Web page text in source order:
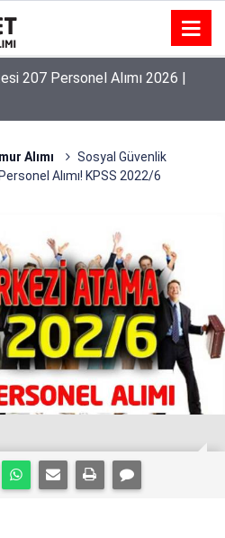
207 Personel Alımı 2026 |
Alımı
Sosyal Güvenlik
Alımı! KPSS 2022/6